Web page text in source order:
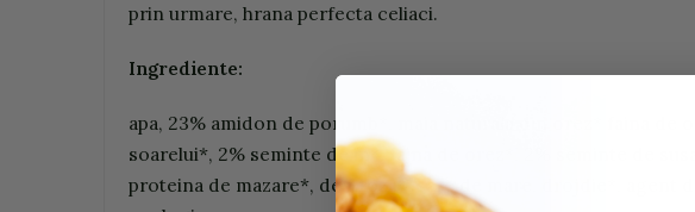
prin urmare, hrana perfecta celiaci.
Ingrediente:
apa, 23% amidon de porumb*, maia naturala din orez* faina
soarelui*, 2% seminte de in*, faina de orez*, 2% seminte de
proteina de mazare*, dextroza*, sare de mare, drojdie*,